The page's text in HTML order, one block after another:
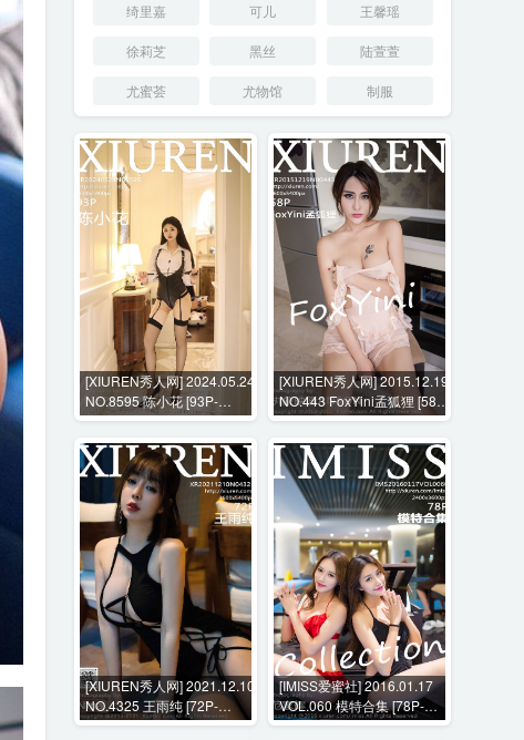
绮里嘉 可儿 王馨瑶
徐莉芝 黑丝 陆萱萱
尤蜜荟 尤物馆 制服
[XIUREN秀人网] 2024.05.24
NO.8595 陈小花 [93P-
896MB]
[XIUREN秀人网] 2015.12.19
NO.443 FoxYini孟狐狸 [58P-
214MB]
[XIUREN秀人网] 2021.12.10
NO.4325 王雨纯 [72P-
785MB]
[IMISS爱蜜社] 2016.01.17
VOL.060 模特合集 [78P-
296MB]